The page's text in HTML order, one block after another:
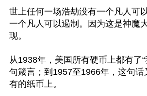
世上任何一场浩劫没有一个凡人可
一个凡人可以遏制。因为这是神魔
现。
从1938年，美国所有硬币上都有了
句箴言；到1957至1966年，这句
有的纸币上。